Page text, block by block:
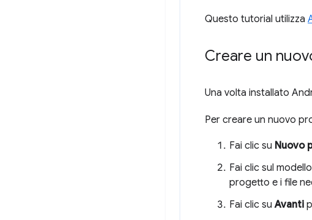
Questo tutorial utilizza
Creare un
Una volta installato
Per creare un nuovo
Fai clic su Nuovo
Fai clic sul
progetto e i file
Fai clic suAvanti